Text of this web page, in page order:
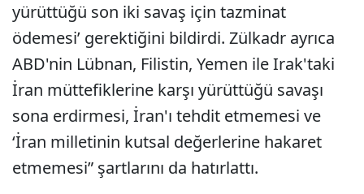
yürüttüğü son iki savaş için tazminat
ödemesi’ gerektiğini bildirdi. Zülkadr ayrıca
ABD'nin Lübnan, Filistin, Yemen ile Irak'taki
İran müttefiklerine karşı yürüttüğü savaşı
sona erdirmesi, İran'ı tehdit etmemesi ve
‘İran milletinin kutsal değerlerine hakaret
etmemesi” şartlarını da hatırlattı.